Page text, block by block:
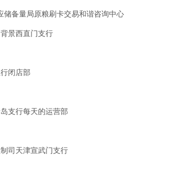
备量局原粮刷卡交易和谐咨询中心
景西直门支行
闭店部
支行每天的运营部
司天津宣武门支行